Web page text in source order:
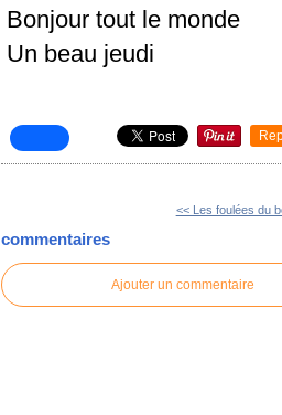
Bonjour tout le monde
Un beau jeudi
<< Les foulées du
commentaires
Ajouter un commentaire